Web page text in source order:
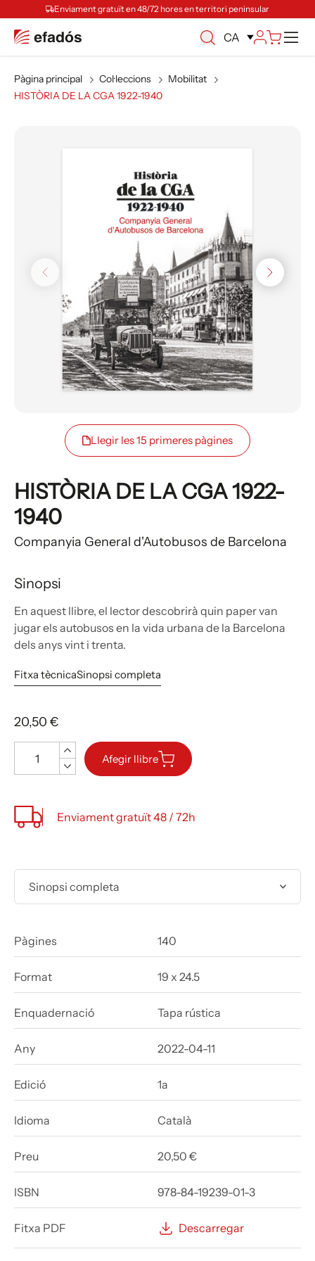
Enviament gratuït en 48/72 hores en territori peninsular
CA
Pàgina principal Col·leccions
Mobilitat
HISTÒRIA DE LA CGA 1922-1940
Llegir les 15 primeres pàgines
HISTÒRIA DE LA CGA 1922-
1940
Companyia General d'Autobusos de Barcelona
Sinopsi
En aquest llibre, el lector descobrirà quin paper van
jugar els autobusos en la vida urbana de la Barcelona
dels anys vint i trenta.
Fitxa tècnicaSinopsi completa
20,50 €
Afegir llibre
Enviament gratuït 48 / 72h
Sinopsi completa
Pàgines 140
Format 19 x 24.5
Enquadernació Tapa rústica
Any 2022-04-11
Edició 1a
Idioma Català
Preu 20,50 €
ISBN 978-84-19239-01-3
Fitxa PDF Descarregar